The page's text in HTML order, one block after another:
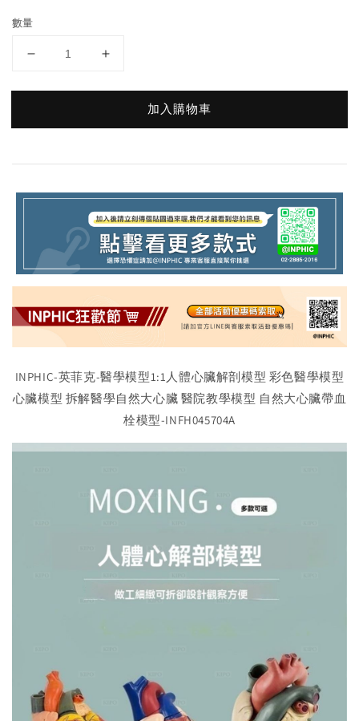
數量
加入購物車
INPHIC-英菲克-醫學模型1:1人體心臟解剖模型 彩色醫學模型
心臟模型 拆解醫學自然大心臟 醫院教學模型 自然大心臟帶血
栓模型-INFH045704A